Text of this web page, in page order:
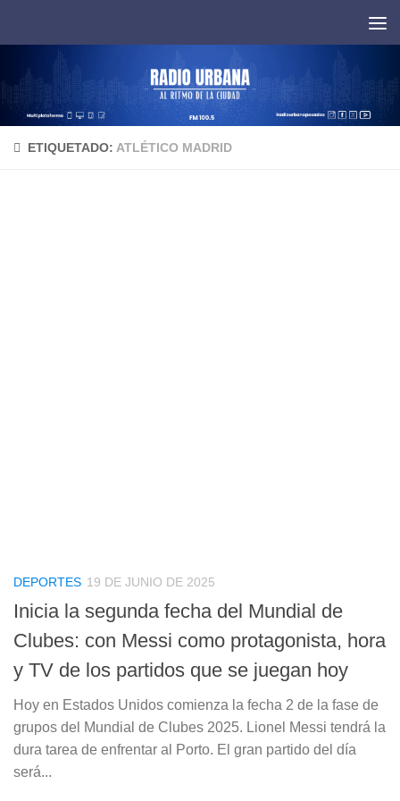
ETIQUETADO: ATLÉTICO MADRID
DEPORTES 19 DE JUNIO DE 2025
Inicia la segunda fecha del Mundial de
Clubes: con Messi como protagonista, hora
y TV de los partidos que se juegan hoy
Hoy en Estados Unidos comienza la fecha 2 de la fase de
grupos del Mundial de Clubes 2025. Lionel Messi tendrá la
dura tarea de enfrentar al Porto. El gran partido del día
será...